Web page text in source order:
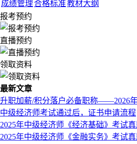
成绩管理合格标准教材大纲
报考预约
直播预约
领取资料
最新文章
升职加薪/积分落户必备职称——2026
中级经济师考试通过后，证书申请流程
2025年中级经济师《经济基础》考试真
2025年中级经济师《金融实务》考试真